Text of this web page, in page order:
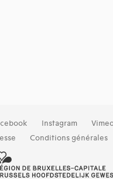
Instagram
Conditions générales